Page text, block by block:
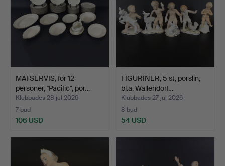
MATSERVIS, för 12
personer, "Pacific", por…
Klubbades 28 jul 2026
7 bud
106 USD
FIGURINER, 5 st, porslin,
bl.a. Wallendorf…
Klubbades 27 jul 2026
8 bud
54 USD